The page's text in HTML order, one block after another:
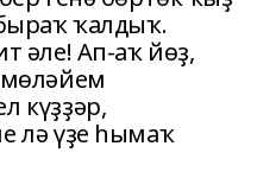
ҡалдыҡ.
әле! Ап-аҡ йөҙ,
күҙҙәр,
лә үҙе һымаҡ